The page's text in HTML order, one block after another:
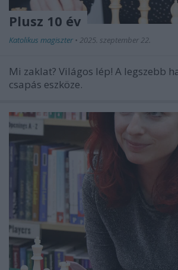
Plusz 10 év
Katolikus magiszter • 2025. szeptember 22.
Mi zaklat? Világos lép! A legszebb
csapás eszköze.